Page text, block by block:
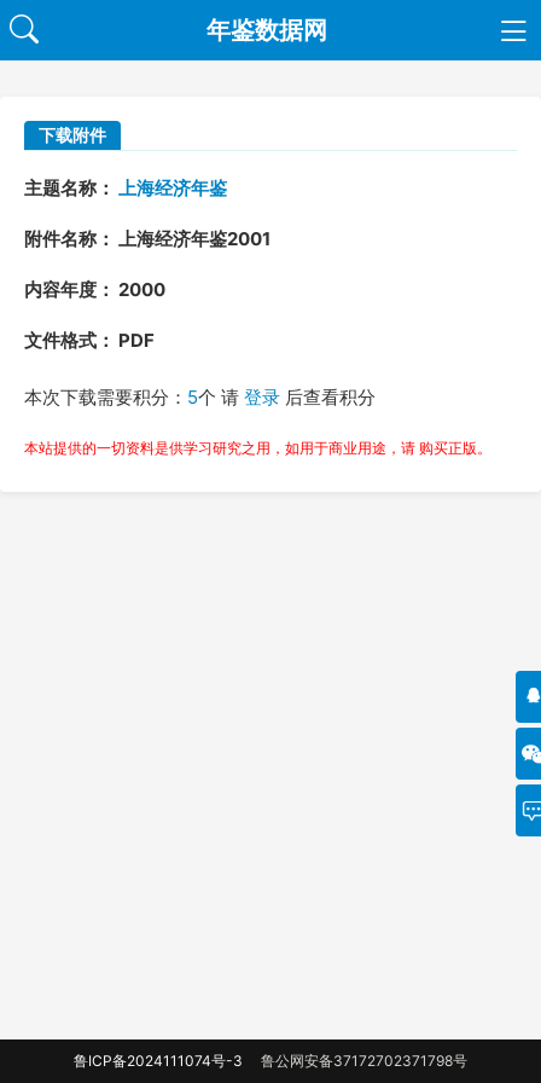
年鉴数据网
下载附件
主题名称： 上海经济年鉴
附件名称： 上海经济年鉴2001
内容年度： 2000
文件格式： PDF
本次下载需要积分： 5个 请 登录 后查看积分
本站提供的一切资料是供学习研究之用，如用于商业用途，请 购买正版。
鲁ICP备2024111074号-3 鲁公网安备37172702371798号